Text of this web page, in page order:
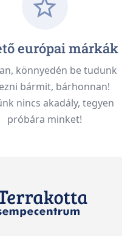
európai márkák
könnyedén be tudunk
bármit, bárhonnan!
nincs akadály, tegyen
próbára minket!